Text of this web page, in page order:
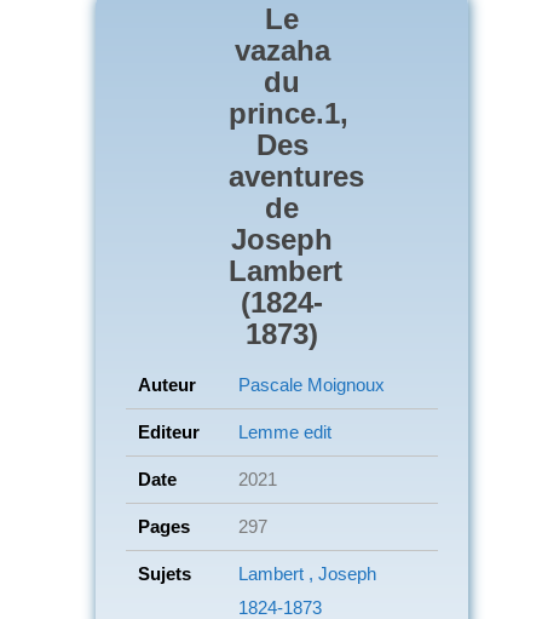
Le
vazaha
du
prince.1,
Des
aventures
de
Joseph
Lambert
(1824-
1873)
Auteur Pascale Moignoux
Editeur Lemme edit
Date 2021
Pages 297
Sujets
Lambert , Joseph
1824-1873